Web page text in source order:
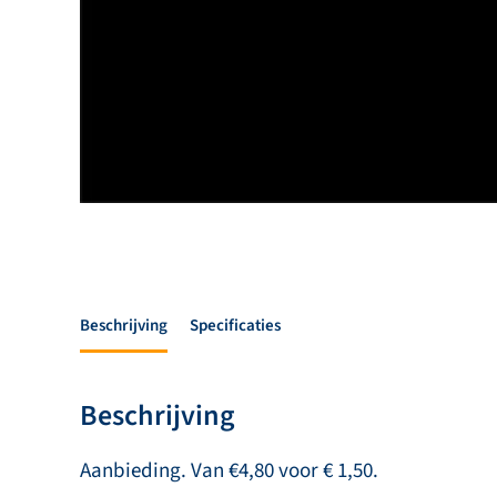
Beschrijving Specificaties
Beschrijving
Aanbieding. Van €4,80 voor € 1,50.